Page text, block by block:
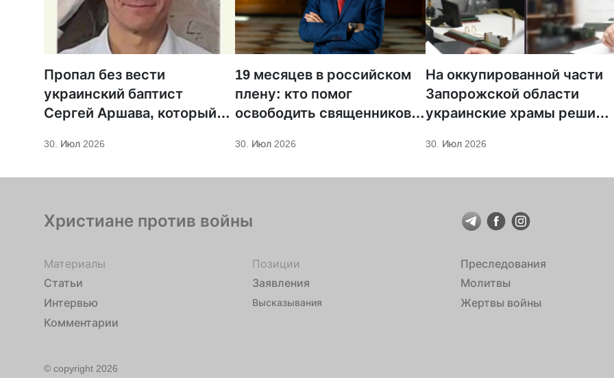
Пропал без вести
украинский баптист
Сергей Аршава, который
мобилизации
30. Июл 2026
19 месяцев в российском
плену: кто помог
освободить священников
30. Июл 2026
На оккупированной части
Запорожской области
украинские храмы решили
30. Июл 2026
Христиане против войны
Материалы
Статьи
Интервью
Комментарии
Позиции
Заявления
Высказывания
Преследования
Молитвы
Жертвы войны
© copyright 2026